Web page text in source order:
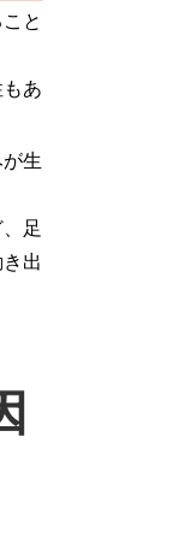
と
あ
生
足
出